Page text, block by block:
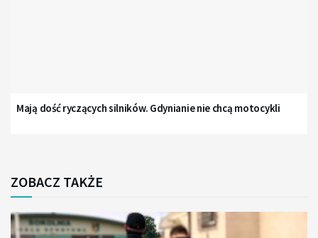
Mają dość ryczących silników. Gdynianie nie chcą motocykli
ZOBACZ TAKŻE